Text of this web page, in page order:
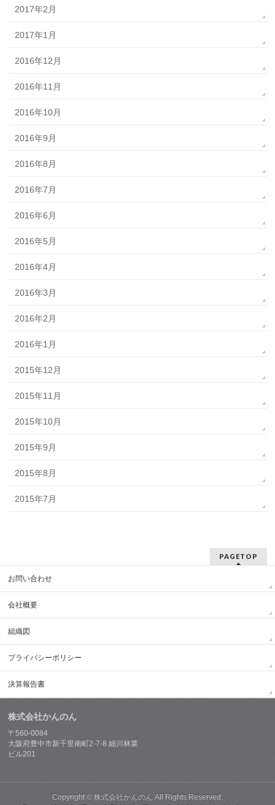
2017年2月
2017年1月
2016年12月
2016年11月
2016年10月
2016年9月
2016年8月
2016年7月
2016年6月
2016年5月
2016年4月
2016年3月
2016年2月
2016年1月
2015年12月
2015年11月
2015年10月
2015年9月
2015年8月
2015年7月
PAGETOP
お問い合わせ
会社概要
組織図
プライバシーポリシー
決算報告書
株式会社かんのん
〒560-0084
大阪府豊中市新千里南町2-7-8 細川林業
ビル201
Copyright © 株式会社かんのん All Rights Reserved.